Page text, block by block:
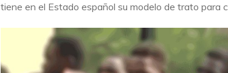
tiene en el Estado español su modelo de trato para